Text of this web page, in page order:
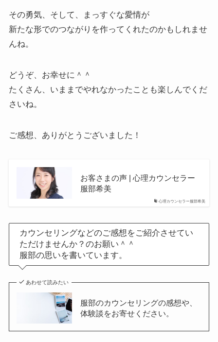
その勇気、そして、まっすぐな愛情が
新たな形でのつながりを作ってくれたのかもしれませ
んね。
どうぞ、お幸せに＾＾
たくさん、いままでやれなかったことも楽しんでくだ
さいね。
ご感想、ありがとうございました！
心理カウンセラー服部希美
お客さまの声 | 心理カウンセラー
服部希美
カウンセリングなどのご感想をご紹介させてい
ただけませんか？のお願い＾＾
服部の思いを書いています。
あわせて読みたい
服部のカウンセリングの感想や、
体験談をお寄せください。